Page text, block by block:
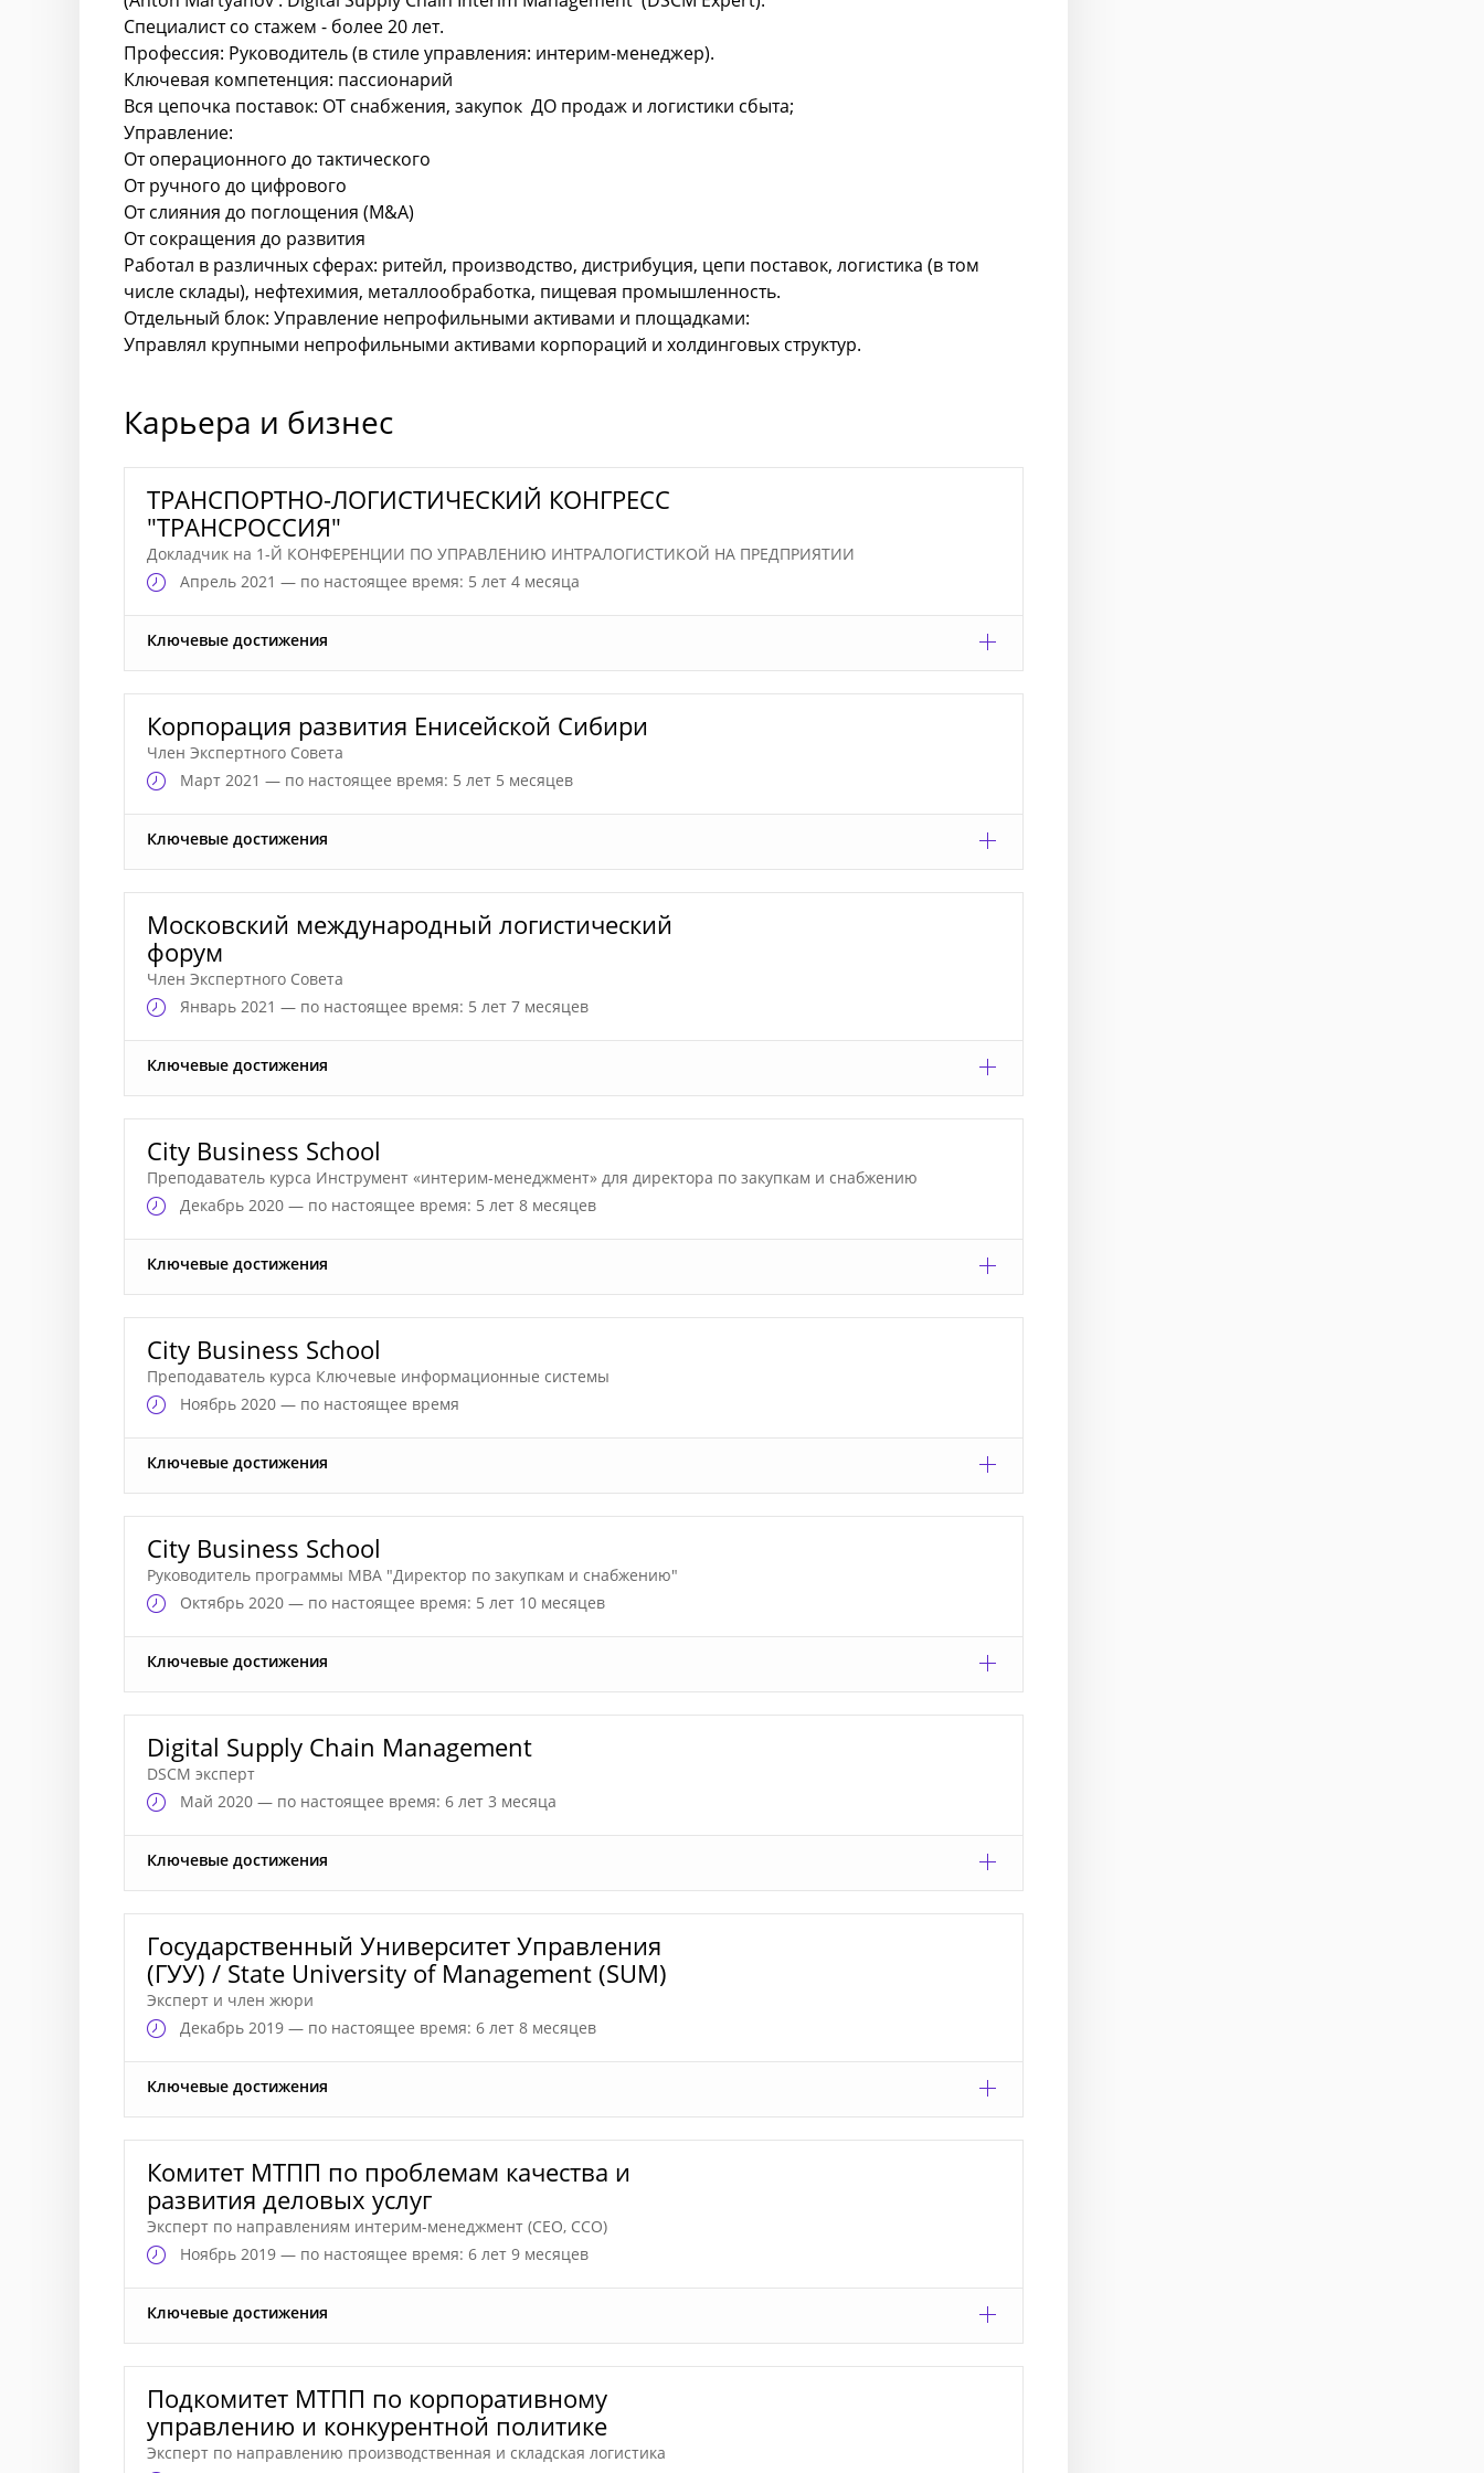
Специалист со стажем - более 20 лет.
Профессия: Руководитель (в стиле управления: интерим-менеджер).
Ключевая компетенция: пассионарий
Вся цепочка поставок: ОТ снабжения, закупок ДО продаж и логистики сбыта;
Управление:
От операционного до тактического
От ручного до цифрового
От слияния до поглощения (M&A)
От сокращения до развития
Работал в различных сферах: ритейл, производство, дистрибуция, цепи поставок, логистика (в том
числе склады), нефтехимия, металлообработка, пищевая промышленность.
Отдельный блок: Управление непрофильными активами и площадками:
Управлял крупными непрофильными активами корпораций и холдинговых структур.
Карьера и бизнес
ТРАНСПОРТНО-ЛОГИСТИЧЕСКИЙ КОНГРЕСС
"ТРАНСРОССИЯ"
Докладчик на 1-Й КОНФЕРЕНЦИИ ПО УПРАВЛЕНИЮ ИНТРАЛОГИСТИКОЙ НА ПРЕДПРИЯТИИ
Апрель 2021 — по настоящее время: 5 лет 4 месяца
Ключевые достижения
Корпорация развития Енисейской Сибири
Член Экспертного Совета
Март 2021 — по настоящее время: 5 лет 5 месяцев
Ключевые достижения
Московский международный логистический
форум
Член Экспертного Совета
Январь 2021 — по настоящее время: 5 лет 7 месяцев
Ключевые достижения
City Business School
Преподаватель курса Инструмент «интерим-менеджмент» для директора по закупкам и снабжению
Декабрь 2020 — по настоящее время: 5 лет 8 месяцев
Ключевые достижения
City Business School
Преподаватель курса Ключевые информационные системы
Ноябрь 2020 — по настоящее время
Ключевые достижения
City Business School
Руководитель программы MBA "Директор по закупкам и снабжению"
Октябрь 2020 — по настоящее время: 5 лет 10 месяцев
Ключевые достижения
Digital Supply Chain Management
DSCM эксперт
Май 2020 — по настоящее время: 6 лет 3 месяца
Ключевые достижения
Государственный Университет Управления
(ГУУ) / State University of Management (SUM)
Эксперт и член жюри
Декабрь 2019 — по настоящее время: 6 лет 8 месяцев
Ключевые достижения
Комитет МТПП по проблемам качества и
развития деловых услуг
Эксперт по направлениям интерим-менеджмент (CEO, CCO)
Ноябрь 2019 — по настоящее время: 6 лет 9 месяцев
Ключевые достижения
Подкомитет МТПП по корпоративному
управлению и конкурентной политике
Эксперт по направлению производственная и складская логистика